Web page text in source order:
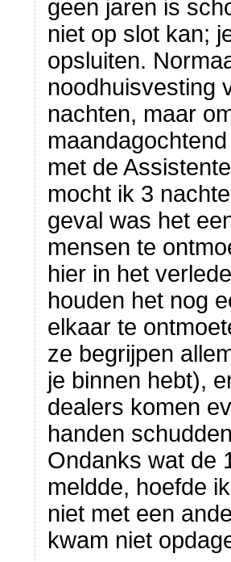
geen jaren is
niet op slot kan;
opsluiten.
noodhuisvesting
nachten, maar
met de
mocht ik 3
geval was het
mensen te
hier in het
houden het nog
elkaar te
ze begrijpen
je binnen hebt),
dealers komen
handen
Ondanks wat de
meldde, hoefde
niet met een
kwam niet